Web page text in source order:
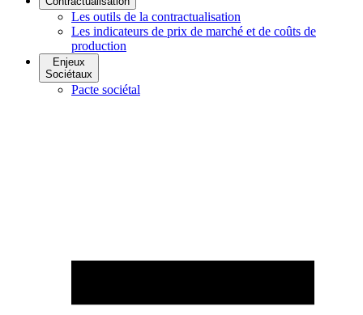
Les outils de la contractualisation
Les indicateurs de prix de marché et de coûts de
production
Enjeux
Sociétaux
Pacte sociétal